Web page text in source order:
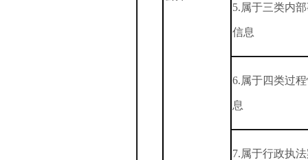
5.属于三类内
信息
6.属于四类过
息
7.属于行政执